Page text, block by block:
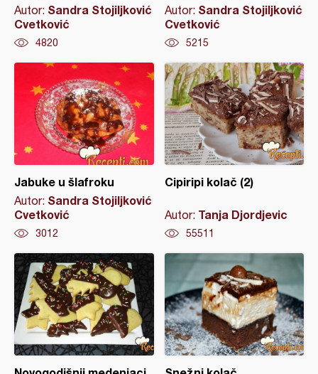
Autor: Sandra Stojiljković
Cvetković
4820
Autor: Sandra Stojiljković
Cvetković
5215
Jabuke u šlafroku
Autor: Sandra Stojiljković
Cvetković
3012
Cipiripi kolač (2)
Autor: Tanja Djordjevic
55511